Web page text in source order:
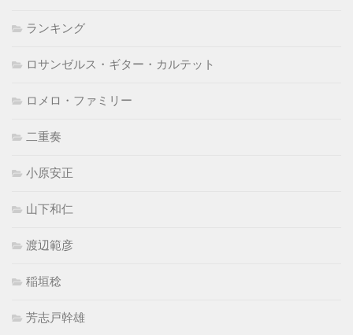
ランキング
ロサンゼルス・ギター・カルテット
ロメロ・ファミリー
二重奏
小原安正
山下和仁
渡辺範彦
稲垣稔
芳志戸幹雄